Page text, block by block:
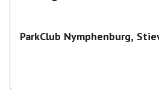
ParkClub Nymphenburg,